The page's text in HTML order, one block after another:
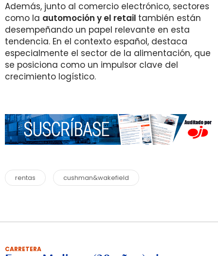
Además, junto al comercio electrónico, sectores
como la automoción y el retail también están
desempeñando un papel relevante en esta
tendencia. En el contexto español, destaca
especialmente el sector de la alimentación, que
se posiciona como un impulsor clave del
crecimiento logístico.
rentas cushman&wakefield
CARRETERA